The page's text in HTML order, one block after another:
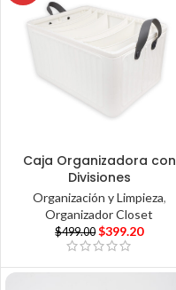
Caja Organizadora con
Divisiones
Organización y Limpieza,
Organizador Closet
$499.00 $399.20